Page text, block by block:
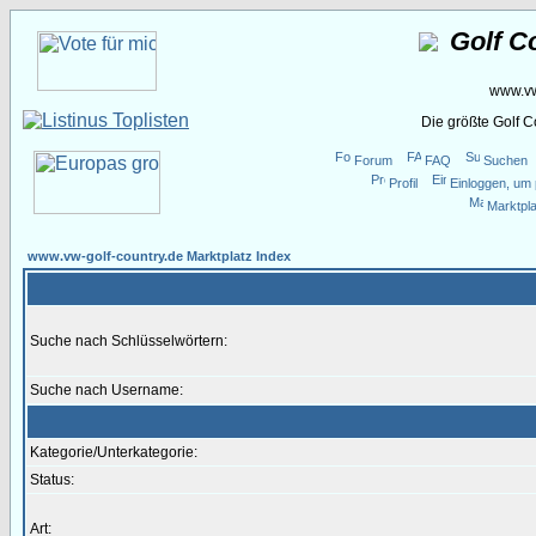
Golf
Die größte Golf
Forum FAQ
Suchen
Profil
Einloggen,
www.vw-golf-country.de Marktplatz Index
Suche nach Schlüsselwörtern:
Suche nach Username:
Kategorie/Unterkategorie:
Status:
Art: